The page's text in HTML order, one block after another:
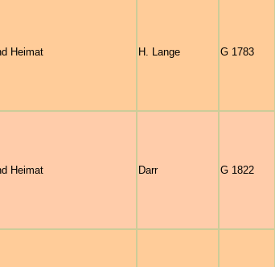
Heimat H. Lange G 1783
Heimat Darr G 1822